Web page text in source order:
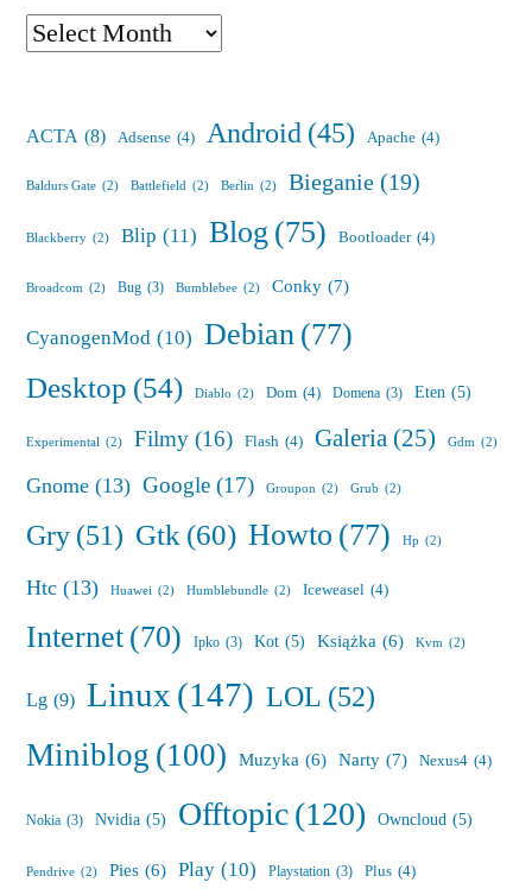
Archives
ACTA (8) Adsense (4) Android (45) Apache (4)
Baldurs Gate (2) Battlefield (2) Berlin (2) Bieganie (19)
Blackberry (2) Blip (11) Blog(75) Bootloader (4)
Broadcom (2) Bug (3) Bumblebee (2) Conky (7)
CyanogenMod (10) Debian(77)
Desktop (54) Diablo (2) Dom (4) Domena (3) Eten (5)
Experimental (2) Filmy (16) Flash (4) Galeria (25) Gdm (2)
Gnome (13) Google (17) Groupon (2) Grub (2)
Gry(51) Gtk(60) Howto (77) Hp (2)
Htc (13) Huawei (2) Humblebundle (2) Iceweasel (4)
Internet(70) Ipko (3) Kot (5) Książka (6) Kvm (2)
Lg (9) Linux(147) LOL (52)
Miniblog (100) Muzyka (6) Narty (7) Nexus4 (4)
Nokia (3) Nvidia (5) Offtopic(120) Owncloud (5)
Pendrive (2) Pies (6) Play (10) Playstation (3) Plus (4)